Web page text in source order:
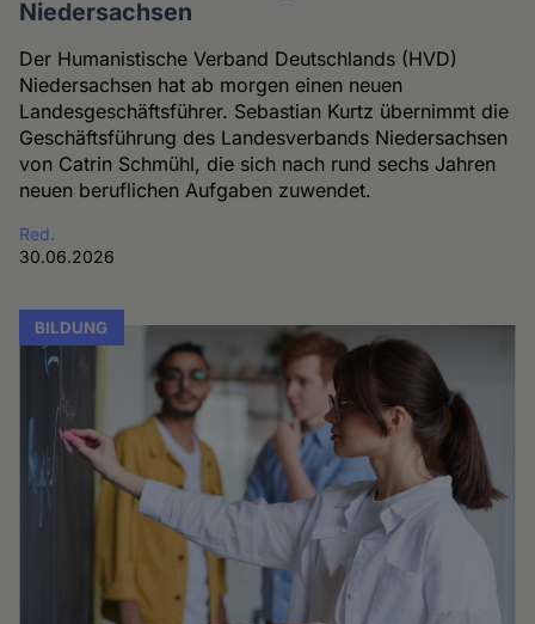
Niedersachsen
Der Humanistische Verband Deutschlands (HVD)
Niedersachsen hat ab morgen einen neuen
Landesgeschäftsführer. Sebastian Kurtz übernimmt die
Geschäftsführung des Landesverbands Niedersachsen
von Catrin Schmühl, die sich nach rund sechs Jahren
neuen beruflichen Aufgaben zuwendet.
Red.
30.06.2026
BILDUNG